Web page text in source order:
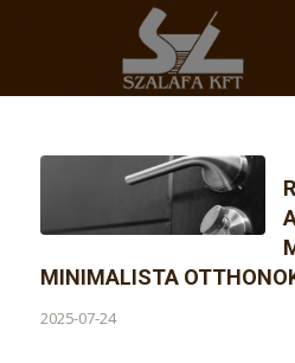
MINIMALISTA
2025-07-24